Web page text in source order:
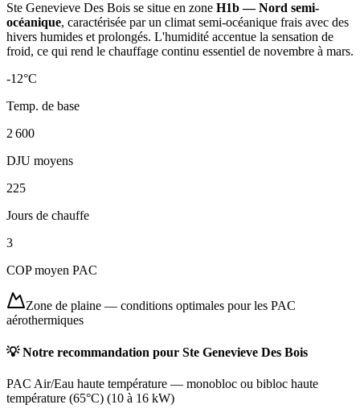
Ste Genevieve Des Bois se situe en zone H1b — Nord semi-
océanique, caractérisée par un climat semi-océanique frais avec des
hivers humides et prolongés. L'humidité accentue la sensation de
froid, ce qui rend le chauffage continu essentiel de novembre à mars.
-12°C
Temp. de base
2 600
DJU moyens
225
Jours de chauffe
3
COP moyen PAC
Zone de plaine — conditions optimales pour les PAC
aérothermiques
💡 Notre recommandation pour Ste Genevieve Des Bois
PAC Air/Eau haute température — monobloc ou bibloc haute
température (65°C) (10 à 16 kW)